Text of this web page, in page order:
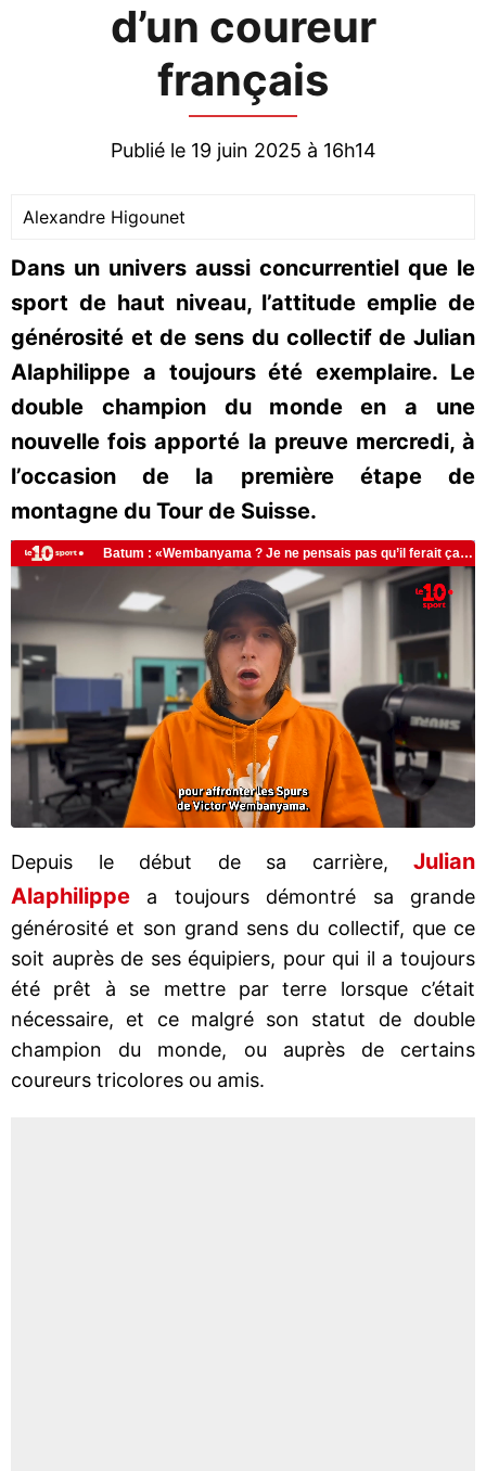
d’un coureur
français
Publié le 19 juin 2025 à 16h14
Alexandre Higounet
Dans un univers aussi concurrentiel que le
sport de haut niveau, l’attitude emplie de
générosité et de sens du collectif de Julian
Alaphilippe a toujours été exemplaire. Le
double champion du monde en a une
nouvelle fois apporté la preuve mercredi, à
l’occasion de la première étape de
montagne du Tour de Suisse.
Depuis le début de sa carrière, Julian
Alaphilippe a toujours démontré sa grande
générosité et son grand sens du collectif, que ce
soit auprès de ses équipiers, pour qui il a toujours
été prêt à se mettre par terre lorsque c’était
nécessaire, et ce malgré son statut de double
champion du monde, ou auprès de certains
coureurs tricolores ou amis.